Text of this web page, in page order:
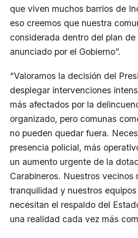
que viven muchos barrios de
eso creemos que nuestra
considerada dentro del plan
anunciado por el Gobierno”.
“Valoramos la decisión del
desplegar intervenciones
más afectados por la
organizado, pero comunas
no pueden quedar fuera.
presencia policial, más
un aumento urgente de la
Carabineros. Nuestros vecinos
tranquilidad y nuestros
necesitan el respaldo del
una realidad cada vez más